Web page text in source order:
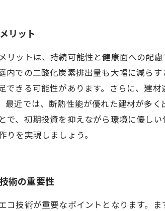
リット
ットは、持続可能性と健康面への配
内での二酸化炭素排出量も大幅に減ら
きる可能性があります。さらに、建
最近では、断熱性能が優れた建材が多
で、初期投資を抑えながら環境に優し
を実現しましょう。
術の重要性
コ技術が重要なポイントとなります。